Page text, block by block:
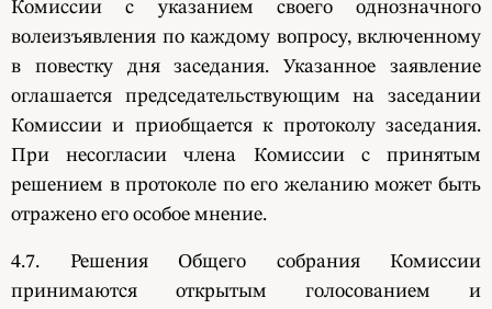
Комиссии с указанием своего однозначного
волеизъявления по каждому вопросу, включенному
в повестку дня заседания. Указанное заявление
оглашается председательствующим на заседании
Комиссии и приобщается к протоколу заседания.
При несогласии члена Комиссии с принятым
решением в протоколе по его желанию может быть
отражено его особое мнение.
4.7. Решения Общего собрания Комиссии
принимаются открытым голосованием и